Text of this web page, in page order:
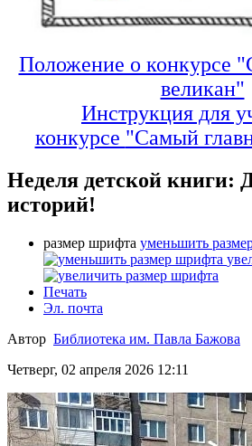
Положение о конкурсе
великан"
Инструкция для
конкурсе "Самый
Неделя детской книги:
историй!
размер шрифта уменьшить
Печать
Эл. почта
Автор Библиотека им. Павла Бажова
Четверг, 02 апреля 2026 12:11